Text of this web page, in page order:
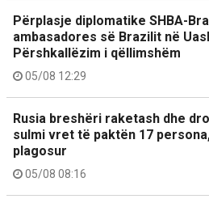
Përplasje diplomatike SHBA-
ambasadores së Brazilit në
Përshkallëzim i qëllimshëm
05/08 12:29
Rusia breshëri raketash dhe
sulmi vret të paktën 17
plagosur
05/08 08:16